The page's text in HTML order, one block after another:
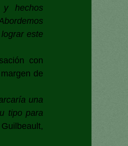
y hechos
este
con
de
una
tipo para